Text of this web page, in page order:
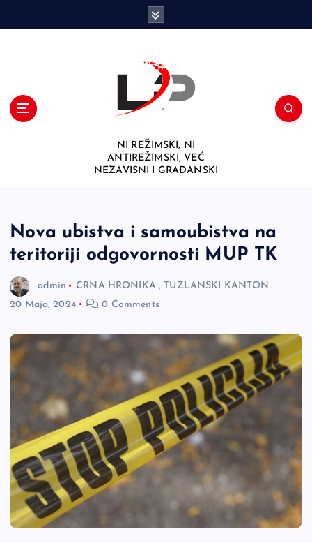
NI REŽIMSKI, NI
ANTIREŽIMSKI, VEĆ
NEZAVISNI I GRAĐANSKI
Nova ubistva i samoubistva na
teritoriji odgovornosti MUP TK
admin CRNA HRONIKA, TUZLANSKI KANTON
20 Maja, 2024
0 Comments